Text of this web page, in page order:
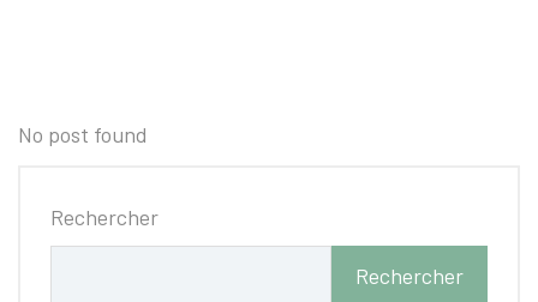
No post found
Rechercher
Rechercher